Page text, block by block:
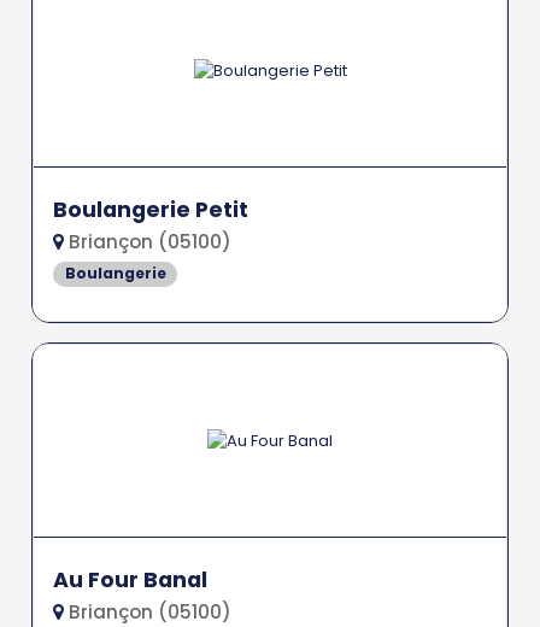
Boulangerie Petit
Briançon (05100)
Boulangerie
Au Four Banal
Briançon (05100)